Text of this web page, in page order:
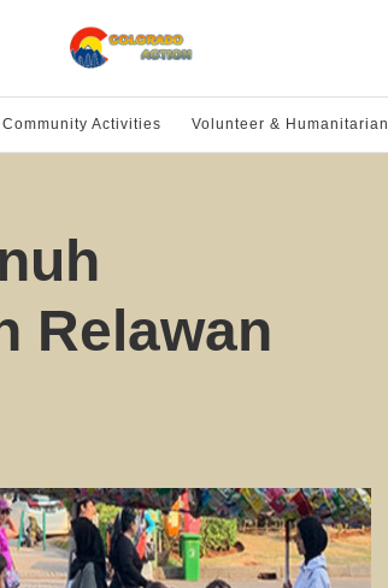
Community Activities Volunteer & Humanitarian
Relawan